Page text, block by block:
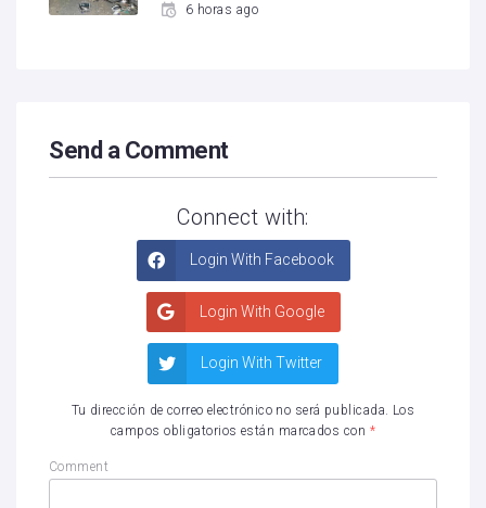
6 horas ago
Send a Comment
Connect with:
Login With Facebook
Login With Google
Login With Twitter
Tu dirección de correo electrónico no será publicada. Los
campos obligatorios están marcados con *
Comment